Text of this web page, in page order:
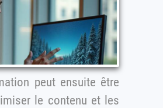
peut ensuite être